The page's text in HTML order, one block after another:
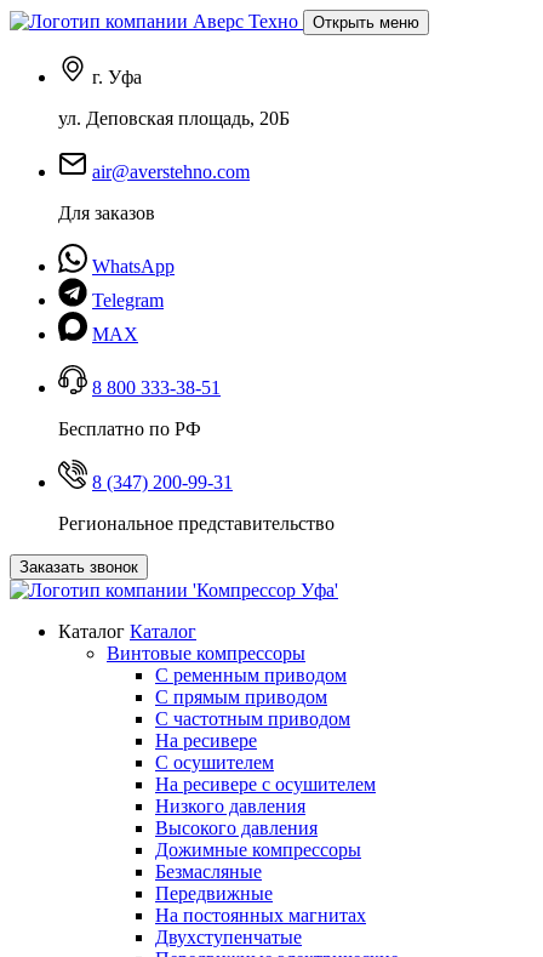
Открыть меню
г. Уфа
ул. Деповская площадь, 20Б
air@averstehno.com
Для заказов
WhatsApp
Telegram
MAX
8 800 333-38-51
Бесплатно по РФ
8 (347) 200-99-31
Региональное представительство
Заказать звонок
Каталог Каталог
Винтовые компрессоры
С ременным приводом
С прямым приводом
С частотным приводом
На ресивере
С осушителем
На ресивере с осушителем
Низкого давления
Высокого давления
Дожимные компрессоры
Безмасляные
Передвижные
На постоянных магнитах
Двухступенчатые